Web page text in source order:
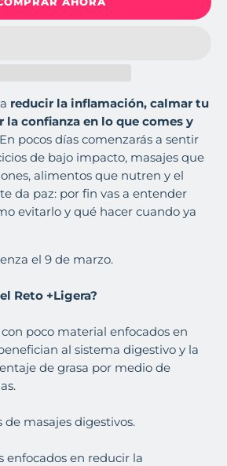
reducir la inflamación, calmar tu
la confianza en lo que comes y
En pocos días comenzarás a sentir
de bajo impacto, masajes que
alimentos que nutren y el
da paz: por fin vas a entender
evitarlo y qué hacer cuando ya
el 9 de marzo.
Reto +Ligera?
poco material enfocados en
al sistema digestivo y la
de grasa por medio de
de masajes digestivos.
enfocados en reducir la